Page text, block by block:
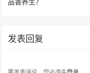
发表回复